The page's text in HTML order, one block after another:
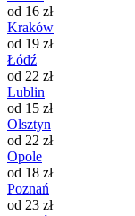
od 16 zł
Kraków
od 19 zł
Łódź
od 22 zł
Lublin
od 15 zł
Olsztyn
od 22 zł
Opole
od 18 zł
Poznań
od 23 zł